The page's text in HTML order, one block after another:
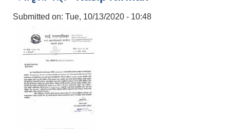
Submitted on: Tue, 10/13/2020 - 10:48